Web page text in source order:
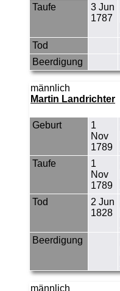
Taufe
3 Jun
1787
Tod
Beerdigung
männlich
Martin Landrichter
Geburt
1
Nov
1789
Taufe
1
Nov
1789
Tod
2 Jun
1828
Beerdigung
männlich